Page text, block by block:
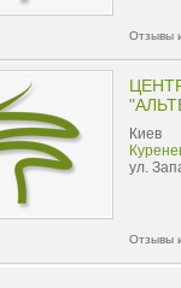
Отзывы
Киев
ул.
Отзывы